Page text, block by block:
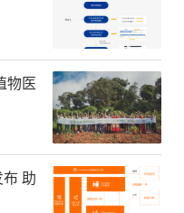
物医
助